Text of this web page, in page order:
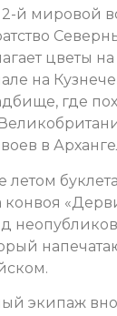
й мировой
цветы
на
где
в
летом
экипаж